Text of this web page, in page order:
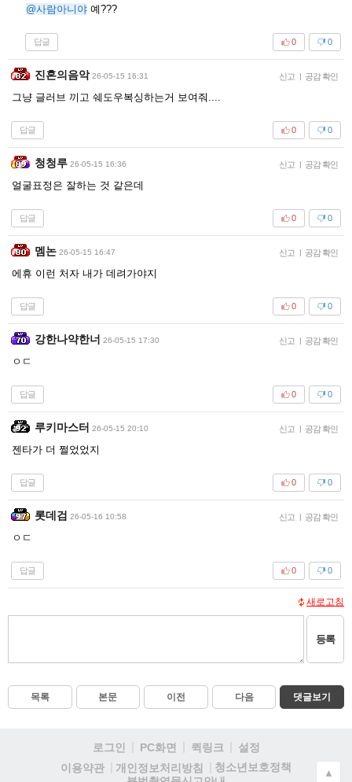
@사람아니야 예???
답글 0
0
진혼의음악 26-05-15 16:31 신고 | 공감 확인
그냥 글러브 끼고 쉐도우복싱하는거 보여줘....
답글 0
0
청청루 26-05-15 16:36 신고 | 공감 확인
얼굴표정은 잘하는 것 같은데
답글 0
0
멤논 26-05-15 16:47 신고 | 공감 확인
에휴 이런 처자 내가 데려가야지
답글 0
0
강한나약한너 26-05-15 17:30 신고 | 공감 확인
ㅇㄷ
답글 0
0
루키마스터 26-05-15 20:10 신고 | 공감 확인
젠타가 더 쩔었었지
답글 0
0
롯데검 26-05-16 10:58 신고 | 공감 확인
ㅇㄷ
답글 0
0
새로고침
등록
목록 본문 이전 다음 댓글보기
로그인 PC화면 퀵링크
설정
이용약관
개인정보처리방침
청소년보호정책
▲